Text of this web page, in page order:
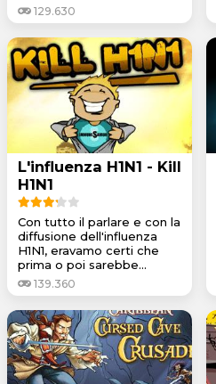
129.630
L'influenza H1N1 - Kill
H1N1
Con tutto il parlare e con la
diffusione dell'influenza
H1N1, eravamo certi che
prima o poi sarebbe...
139.360